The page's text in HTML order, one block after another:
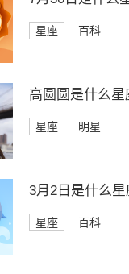
星座 百科
高圆圆是什么星
星座 明星
3月2日是什么星
星座 百科